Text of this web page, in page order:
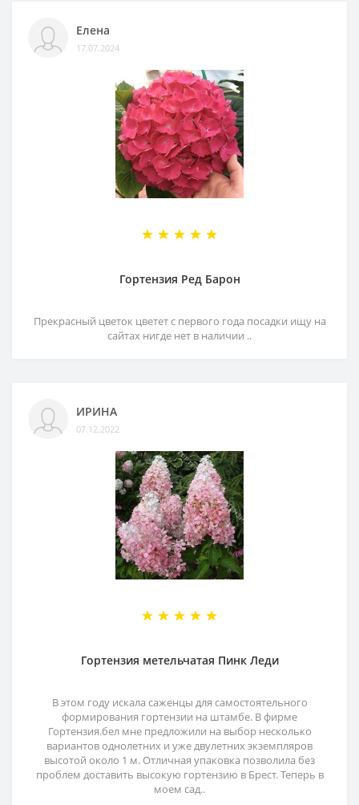
Елена
17.07.2024
Гортензия Ред Барон
Прекрасный цветок цветет с первого года посадки ищу на
сайтах нигде нет в наличии ..
ИРИНА
07.12.2022
Гортензия метельчатая Пинк Леди
В этом году искала саженцы для самостоятельного
формирования гортензии на штамбе. В фирме
Гортензия.бел мне предложили на выбор несколько
вариантов однолетних и уже двулетних экземпляров
высотой около 1 м. Отличная упаковка позволила без
проблем доставить высокую гортензию в Брест. Теперь в
моем сад..